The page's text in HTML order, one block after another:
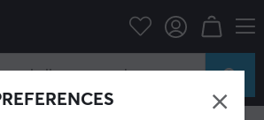
Gaming mus Trådløs
mus